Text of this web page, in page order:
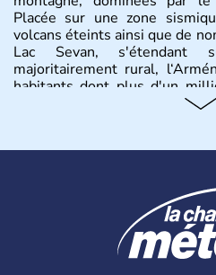
Placée sur une zone
volcans éteints ainsi que de
Lac Sevan, s'étendant
majoritairement rural,
habitants dont plus d'un